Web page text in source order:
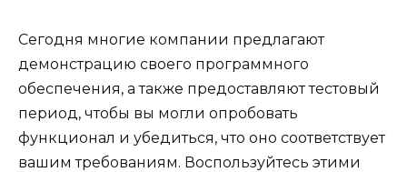
Сегодня многие компании предлагают
демонстрацию своего программного
обеспечения, а также предоставляют тестовый
период, чтобы вы могли опробовать
функционал и убедиться, что оно соответствует
вашим требованиям. Воспользуйтесь этими